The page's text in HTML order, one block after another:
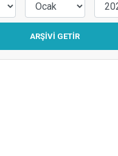
ARŞIVI GETIR